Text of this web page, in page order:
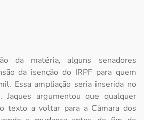
da matéria, alguns senadores
da isenção do IRPF para quem
Essa ampliação seria inserida no
Jaques argumentou que qualquer
texto a voltar para a Câmara dos